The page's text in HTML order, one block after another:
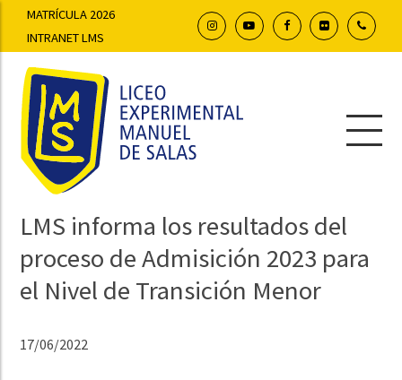
MATRÍCULA 2026
INTRANET LMS
LMS informa los resultados del
proceso de Admisición 2023 para
el Nivel de Transición Menor
17/06/2022